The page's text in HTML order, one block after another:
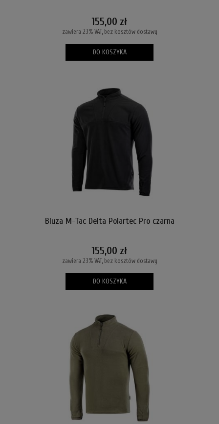
155,00 zł
zawiera 23% VAT, bez kosztów dostawy
DO KOSZYKA
Bluza M-Tac Delta Polartec Pro czarna
155,00 zł
zawiera 23% VAT, bez kosztów dostawy
DO KOSZYKA